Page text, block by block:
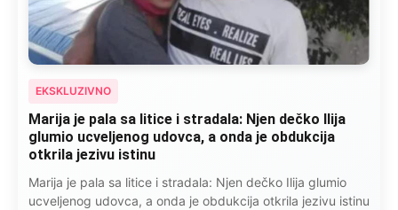
EKSKLUZIVNO
Marija je pala sa litice i stradala: Njen dečko Ilija
glumio ucveljenog udovca, a onda je obdukcija
otkrila jezivu istinu
Marija je pala sa litice i stradala: Njen dečko Ilija glumio
ucveljenog udovca, a onda je obdukcija otkrila jezivu istinu